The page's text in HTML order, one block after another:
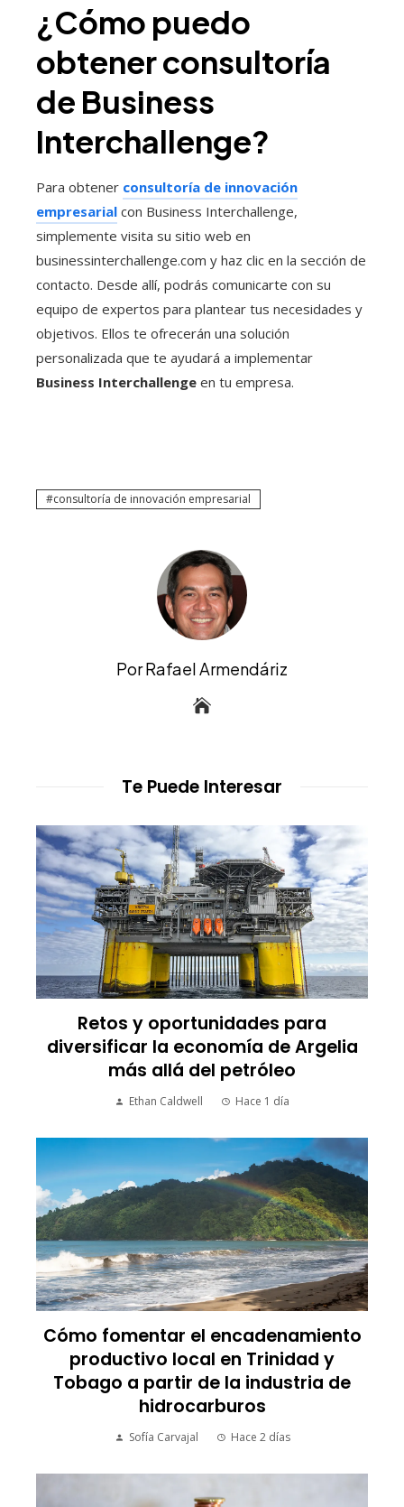
¿Cómo puedo
obtener consultoría
de Business
Interchallenge?
Para obtener consultoría de innovación
empresarial con Business Interchallenge,
simplemente visita su sitio web en
businessinterchallenge.com y haz clic en la sección de
contacto. Desde allí, podrás comunicarte con su
equipo de expertos para plantear tus necesidades y
objetivos. Ellos te ofrecerán una solución
personalizada que te ayudará a implementar
Business Interchallenge en tu empresa.
consultoría de innovación empresarial
Por Rafael Armendáriz
Te Puede Interesar
Retos y oportunidades para
diversificar la economía de Argelia
más allá del petróleo
Ethan Caldwell Hace 1 día
Cómo fomentar el encadenamiento
productivo local en Trinidad y
Tobago a partir de la industria de
hidrocarburos
Sofía Carvajal Hace 2 días